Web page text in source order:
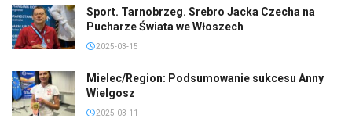
Sport. Tarnobrzeg. Srebro Jacka Czecha na
Pucharze Świata we Włoszech
2025-03-15
Mielec/Region: Podsumowanie sukcesu Anny
Wielgosz
2025-03-11